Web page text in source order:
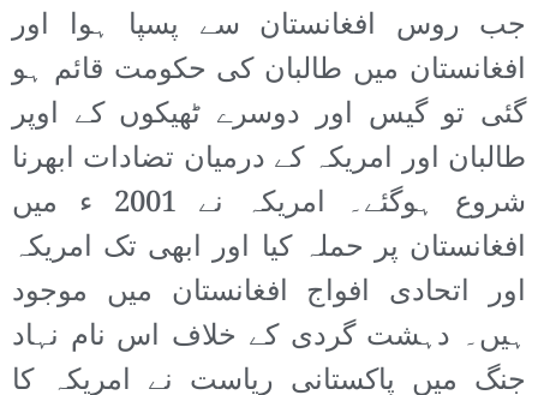
جب روس افغانستان سے پسپا ہوا اور
افغانستان میں طالبان کی حکومت قائم ہو
گئی تو گیس اور دوسرے ٹھیکوں کے اوپر
طالبان اور امریکہ کے درمیان تضادات ابھرنا
شروع ہوگئے۔ امریکہ نے 2001 ء میں
افغانستان پر حملہ کیا اور ابھی تک امریکہ
اور اتحادی افواج افغانستان میں موجود
ہیں۔ دہشت گردی کے خلاف اس نام نہاد
جنگ میں پاکستانی ریاست نے امریکہ کا